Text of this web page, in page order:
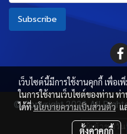
Subscribe
© Copyright 2022 All
ผู้เข้าชมวันนี้
เว็บไซต์นี้มีการใช้งานคุกกี้ เพื่อ
ในการใช้งานเว็บไซต์ของท่าน ท่
ได้ที่นโยบายความเป็นส่วนตัวแ
ตั้งค่าคุกกี้